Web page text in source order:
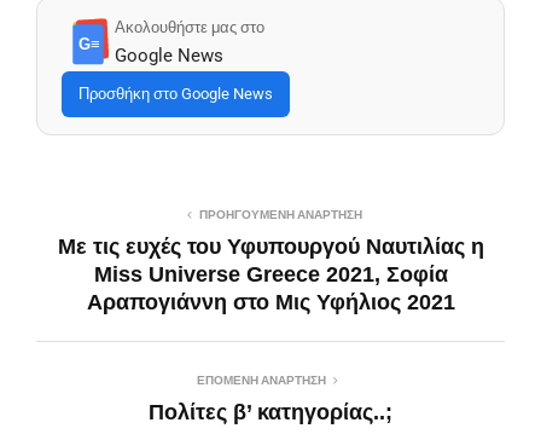
G≡
Ακολουθήστε μας στο
Google News
Προσθήκη στο Google News
ΠΡΟΗΓΟΎΜΕΝΗ ΑΝΆΡΤΗΣΗ
Με τις ευχές του Υφυπουργού Ναυτιλίας η
Miss Universe Greece 2021, Σοφία
Αραπογιάννη στο Μις Υφήλιος 2021
ΕΠΌΜΕΝΗ ΑΝΆΡΤΗΣΗ
Πολίτες β’ κατηγορίας..;